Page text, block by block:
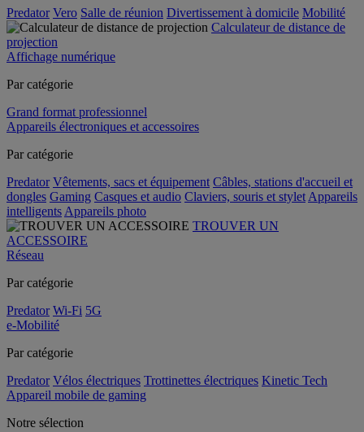
Predator Vero Salle de réunion Divertissement à domicile Mobilité
Calculateur de distance de
projection
Affichage numérique
Par catégorie
Grand format professionnel
Appareils électroniques et accessoires
Par catégorie
Predator Vêtements, sacs et équipement Câbles, stations d'accueil et
dongles Gaming Casques et audio Claviers, souris et stylet Appareils
intelligents Appareils photo
TROUVER UN
ACCESSOIRE
Réseau
Par catégorie
Predator Wi-Fi 5G
e-Mobilité
Par catégorie
Predator Vélos électriques Trottinettes électriques Kinetic Tech
Appareil mobile de gaming
Notre sélection